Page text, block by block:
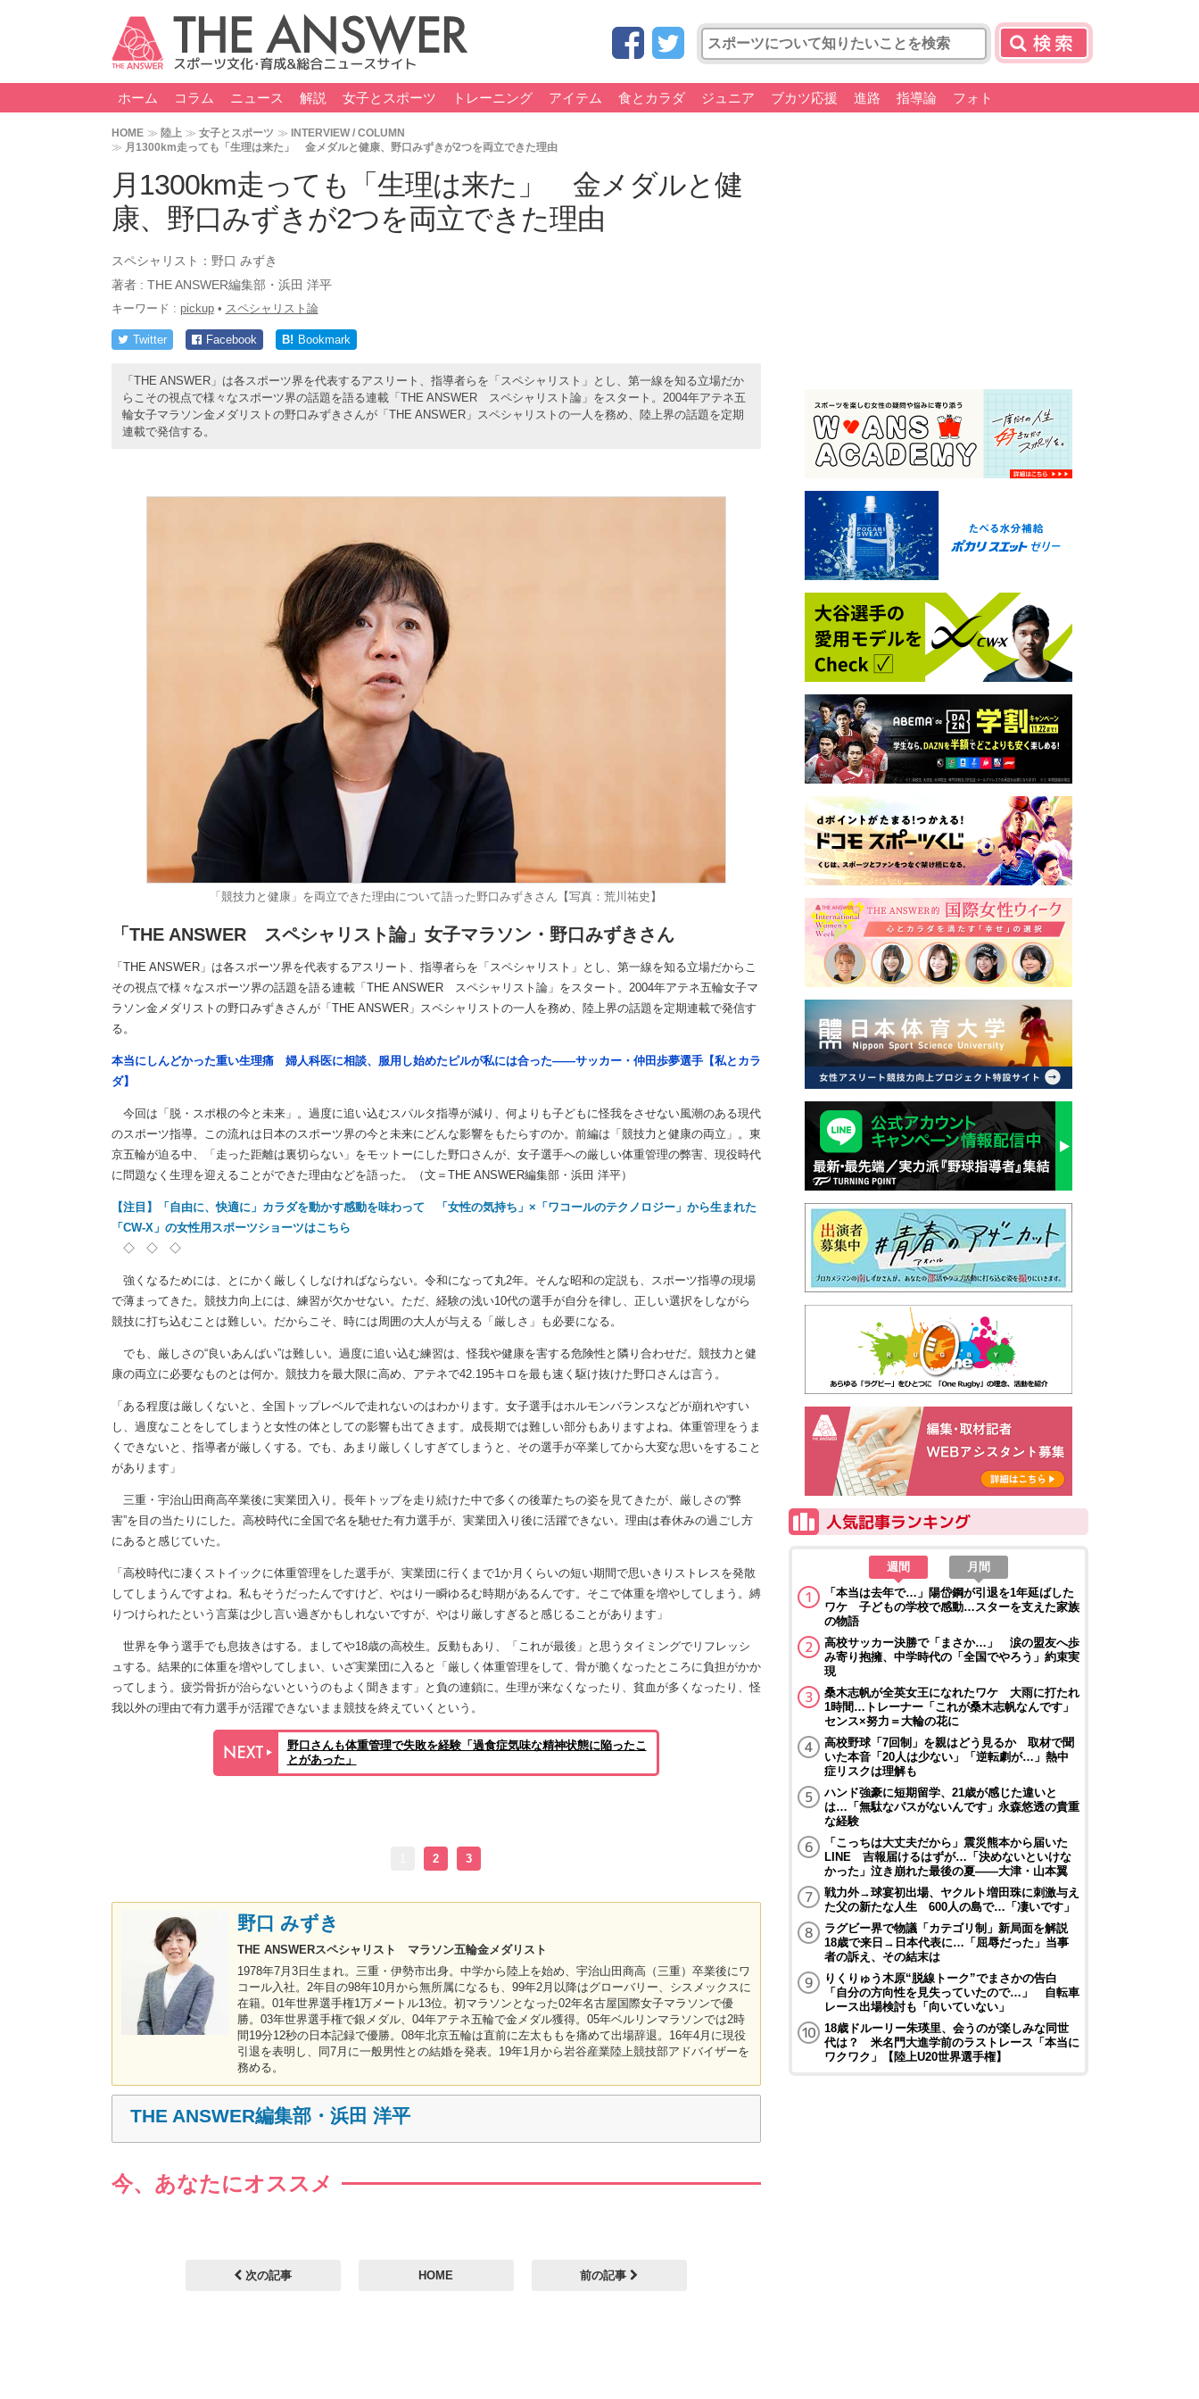
ホーム コラム ニュース 解説 女子とスポーツ トレーニング アイテム 食とカラダ ジュニア ブカツ応援 進路 指導論 フォト
HOME 陸上 女子とスポーツ
INTERVIEW / COLUMN
月1300km走っても「生理は来た」 金メダルと健康、野口みずきが2つを両立できた理由
月1300km走っても「生理は来た」 金メダルと健
康、野口みずきが2つを両立できた理由
スペシャリスト： 野口 みずき
著者 : THE ANSWER編集部・浜田 洋平
キーワード : pickup• スペシャリスト論
Twitter Facebook B! Bookmark
「THE ANSWER」は各スポーツ界を代表するアスリート、指導者らを「スペシャリスト」とし、第一線を知る立場だか
らこその視点で様々なスポーツ界の話題を語る連載「THE ANSWER スペシャリスト論」をスタート。2004年アテネ五
輪女子マラソン金メダリストの野口みずきさんが「THE ANSWER」スペシャリストの一人を務め、陸上界の話題を定期
連載で発信する。
「競技力と健康」を両立できた理由について語った野口みずきさん【写真：荒川祐史】
「THE ANSWER スペシャリスト論」女子マラソン・野口みずきさん
「THE ANSWER」は各スポーツ界を代表するアスリート、指導者らを「スペシャリスト」とし、第一線を知る立場だからこ
その視点で様々なスポーツ界の話題を語る連載「THE ANSWER スペシャリスト論」をスタート。2004年アテネ五輪女子マ
ラソン金メダリストの野口みずきさんが「THE ANSWER」スペシャリストの一人を務め、陸上界の話題を定期連載で発信す
る。
本当にしんどかった重い生理痛 婦人科医に相談、服用し始めたピルが私には合った――サッカー・仲田歩夢選手【私とカラ
ダ】
今回は「脱・スポ根の今と未来」。過度に追い込むスパルタ指導が減り、何よりも子どもに怪我をさせない風潮のある現代
のスポーツ指導。この流れは日本のスポーツ界の今と未来にどんな影響をもたらすのか。前編は「競技力と健康の両立」。東
京五輪が迫る中、「走った距離は裏切らない」をモットーにした野口さんが、女子選手への厳しい体重管理の弊害、現役時代
に問題なく生理を迎えることができた理由などを語った。（文＝THE ANSWER編集部・浜田 洋平）
【注目】「自由に、快適に」カラダを動かす感動を味わって 「女性の気持ち」×「ワコールのテクノロジー」から生まれた
「CW-X」の女性用スポーツショーツはこちら
◇ ◇ ◇
強くなるためには、とにかく厳しくしなければならない。令和になって丸2年。そんな昭和の定説も、スポーツ指導の現場
で薄まってきた。競技力向上には、練習が欠かせない。ただ、経験の浅い10代の選手が自分を律し、正しい選択をしながら
競技に打ち込むことは難しい。だからこそ、時には周囲の大人が与える「厳しさ」も必要になる。
でも、厳しさの“良いあんばい”は難しい。過度に追い込む練習は、怪我や健康を害する危険性と隣り合わせだ。競技力と健
康の両立に必要なものとは何か。競技力を最大限に高め、アテネで42.195キロを最も速く駆け抜けた野口さんは言う。
「ある程度は厳しくないと、全国トップレベルで走れないのはわかります。女子選手はホルモンバランスなどが崩れやすい
し、過度なことをしてしまうと女性の体としての影響も出てきます。成長期では難しい部分もありますよね。体重管理をうま
くできないと、指導者が厳しくする。でも、あまり厳しくしすぎてしまうと、その選手が卒業してから大変な思いをすること
があります」
三重・宇治山田商高卒業後に実業団入り。長年トップを走り続けた中で多くの後輩たちの姿を見てきたが、厳しさの“弊
害”を目の当たりにした。高校時代に全国で名を馳せた有力選手が、実業団入り後に活躍できない。理由は春休みの過ごし方
にあると感じていた。
「高校時代に凄くストイックに体重管理をした選手が、実業団に行くまで1か月くらいの短い期間で思いきりストレスを発散
してしまうんですよね。私もそうだったんですけど、やはり一瞬ゆるむ時期があるんです。そこで体重を増やしてしまう。縛
りつけられたという言葉は少し言い過ぎかもしれないですが、やはり厳しすぎると感じることがあります」
世界を争う選手でも息抜きはする。ましてや18歳の高校生。反動もあり、「これが最後」と思うタイミングでリフレッシ
ュする。結果的に体重を増やしてしまい、いざ実業団に入ると「厳しく体重管理をして、骨が脆くなったところに負担がかか
ってしまう。疲労骨折が治らないというのもよく聞きます」と負の連鎖に。生理が来なくなったり、貧血が多くなったり、怪
我以外の理由で有力選手が活躍できないまま競技を終えていくという。
野口さんも体重管理で失敗を経験「過食症気味な精神状態に陥ったこ
とがあった」
2 3
野口 みずき
THE ANSWERスペシャリスト マラソン五輪金メダリスト
1978年7月3日生まれ。三重・伊勢市出身。中学から陸上を始め、宇治山田商高（三重）卒業後にワ
コール入社。2年目の98年10月から無所属になるも、99年2月以降はグローバリー、シスメックスに
在籍。01年世界選手権1万メートル13位。初マラソンとなった02年名古屋国際女子マラソンで優
勝。03年世界選手権で銀メダル、04年アテネ五輪で金メダル獲得。05年ベルリンマラソンでは2時
間19分12秒の日本記録で優勝。08年北京五輪は直前に左太ももを痛めて出場辞退。16年4月に現役
引退を表明し、同7月に一般男性との結婚を発表。19年1月から岩谷産業陸上競技部アドバイザーを
務める。
THE ANSWER編集部・浜田 洋平
今、あなたにオススメ
次の記事 HOME 前の記事
週間
月間
「本当は去年で…」陽岱鋼が引退を1年延ばした
ワケ 子どもの学校で感動…スターを支えた家族
の物語
高校サッカー決勝で「まさか…」 涙の盟友へ歩
み寄り抱擁、中学時代の「全国でやろう」約束実
現
桑木志帆が全英女王になれたワケ 大雨に打たれ
1時間…トレーナー「これが桑木志帆なんです」
センス×努力＝大輪の花に
高校野球「7回制」を親はどう見るか 取材で聞
いた本音「20人は少ない」「逆転劇が…」熱中
症リスクは理解も
ハンド強豪に短期留学、21歳が感じた違いと
は…「無駄なパスがないんです」永森悠透の貴重
な経験
「こっちは大丈夫だから」震災熊本から届いた
LINE 吉報届けるはずが…「決めないといけな
かった」泣き崩れた最後の夏――大津・山本翼
戦力外→球宴初出場、ヤクルト増田珠に刺激与え
た父の新たな人生 600人の島で…「凄いです」
ラグビー界で物議「カテゴリ制」新局面を解説
18歳で来日→日本代表に…「屈辱だった」当事
者の訴え、その結末は
りくりゅう木原“脱線トーク”でまさかの告白
「自分の方向性を見失っていたので…」 自転車
レース出場検討も「向いていない」
18歳ドルーリー朱瑛里、会うのが楽しみな同世
代は？ 米名門大進学前のラストレース「本当に
ワクワク」【陸上U20世界選手権】